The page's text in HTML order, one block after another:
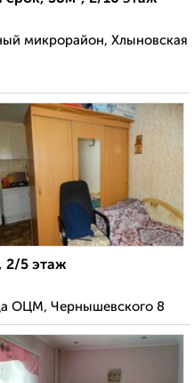
микрорайон, Хлыновская
2/5 этаж
ОЦМ, Чернышевского 8